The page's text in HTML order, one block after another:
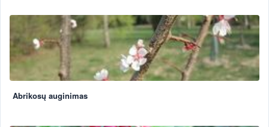
Abrikosų auginimas